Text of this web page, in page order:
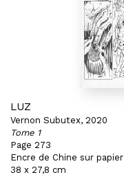
LUZ
Vernon Subutex, 2020
Tome 1
Page 273
Encre de Chine sur papier
38 x 27,8 cm